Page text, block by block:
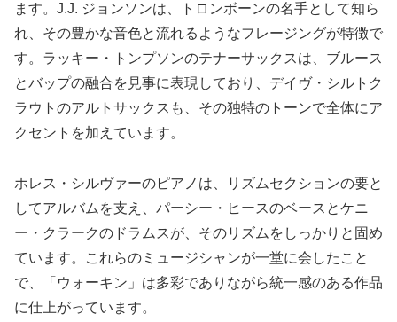
ます。J.J. ジョンソンは、トロンボーンの名手として知ら
れ、その豊かな音色と流れるようなフレージングが特徴で
す。ラッキー・トンプソンのテナーサックスは、ブルース
とバップの融合を見事に表現しており、デイヴ・シルトク
ラウトのアルトサックスも、その独特のトーンで全体にア
クセントを加えています。
ホレス・シルヴァーのピアノは、リズムセクションの要と
してアルバムを支え、パーシー・ヒースのベースとケニ
ー・クラークのドラムスが、そのリズムをしっかりと固め
ています。これらのミュージシャンが一堂に会したこと
で、「ウォーキン」は多彩でありながら統一感のある作品
に仕上がっています。